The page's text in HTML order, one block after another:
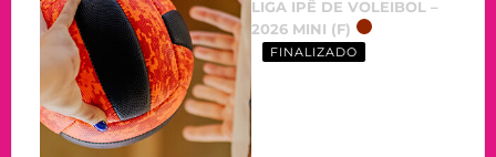
LIGA IPÊ DE VOLEIBOL –
2026 MINI (F)
FINALIZADO